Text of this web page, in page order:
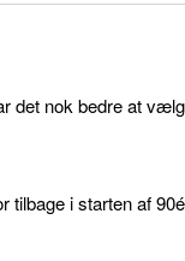
det nok bedre at
tilbage i starten af